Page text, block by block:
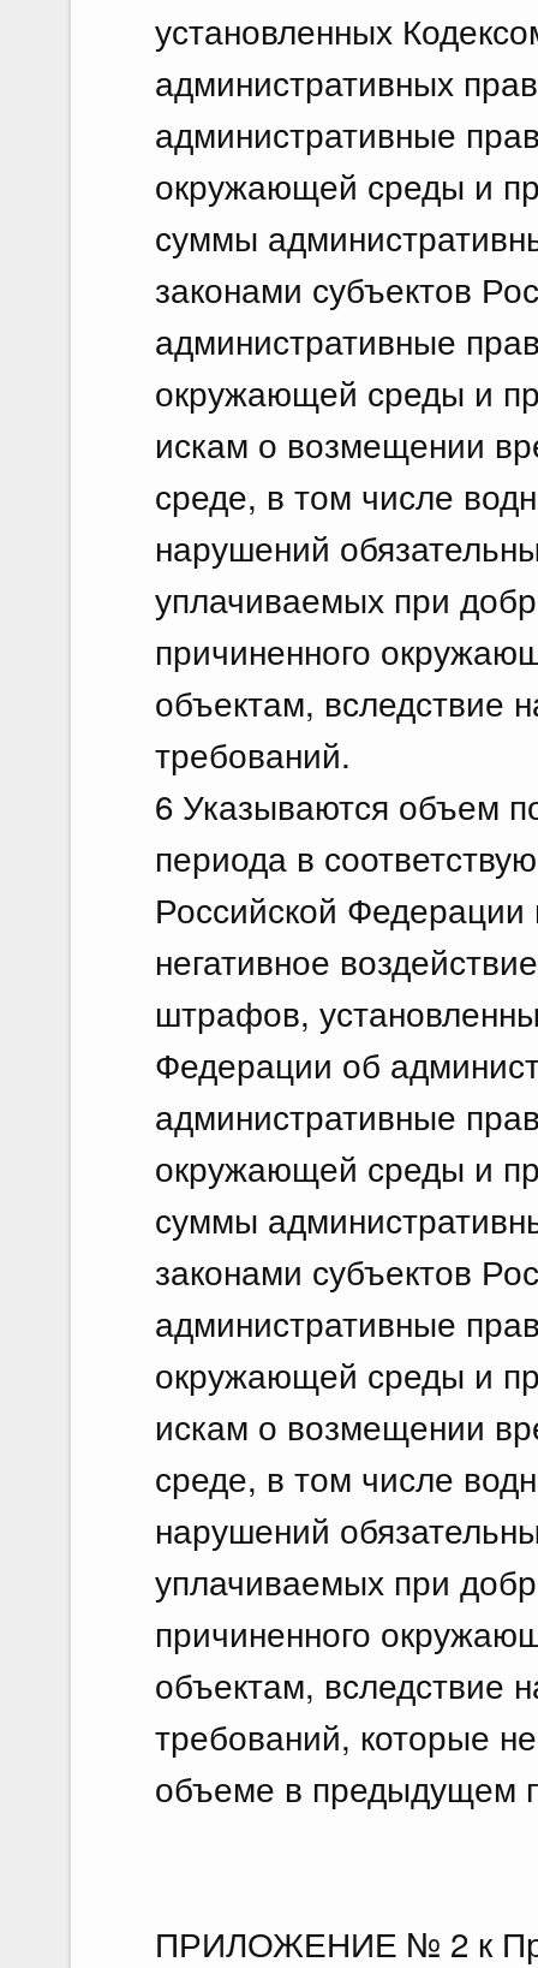
установленных
административных
административные
окружающей среды и
суммы
законами субъектов
административные
окружающей среды и
искам о возмещении
среде, в том числе
нарушений
уплачиваемых при
причиненного
объектам, вследствие
требований.
6 Указываются объем
периода в
Российской
негативное
штрафов,
Федерации об
административные
окружающей среды и
суммы
законами субъектов
административные
окружающей среды и
искам о возмещении
среде, в том числе
нарушений
уплачиваемых при
причиненного
объектам, вследствие
требований, которые
объеме в предыдущем
ПРИЛОЖЕНИЕ № 2 к